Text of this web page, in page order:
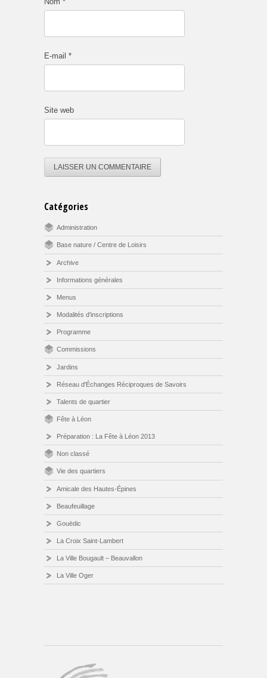
E-mail *
Site web
Catégories
Administration
Base nature / Centre de Loisirs
Archive
Informations générales
Menus
Modalités d'inscriptions
Programme
Commissions
Jardins
Réseau d'Échanges Réciproques de Savoirs
Talents de quartier
Fête à Léon
Préparation : La Fête à Léon 2013
Non classé
Vie des quartiers
Amicale des Hautes-Épines
Beaufeuillage
Gouëdic
La Croix Saint-Lambert
La Ville Bougault – Beauvallon
La Ville Oger